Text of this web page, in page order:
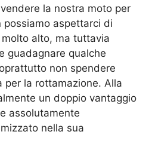
la nostra moto per
possiamo aspettarci di
alto, ma tuttavia
guadagnare qualche
non spendere
per la rottamazione. Alla
un doppio vantaggio
assolutamente
nella sua